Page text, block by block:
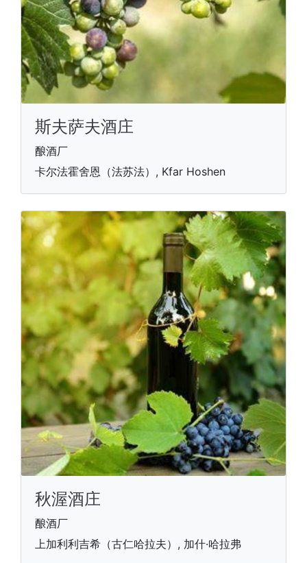
斯夫萨夫酒庄
酿酒厂
卡尔法霍舍恩（法苏法）, Kfar Hoshen
秋渥酒庄
酿酒厂
上加利利吉希（古仁哈拉夫）, 加什·哈拉弗